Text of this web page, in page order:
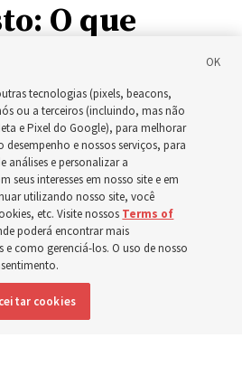
O que
Jó 1-3,
24, 38-40,
semana inclui a história das
tecnologias (pixels, beacons,
ou a terceiros (incluindo, mas não
e Pixel do Google), para melhorar
e nossos serviços, para
análises e personalizar a
seus interesses em nosso site e em
utilizando nosso site, você
etc. Visite nossos Terms of
poderá encontrar mais
como gerenciá-los. O uso de nosso
cookies